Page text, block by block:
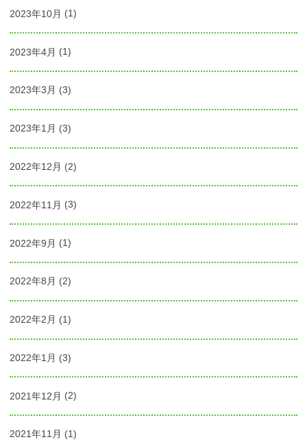
2023年10月 (1)
2023年4月 (1)
2023年3月 (3)
2023年1月 (3)
2022年12月 (2)
2022年11月 (3)
2022年9月 (1)
2022年8月 (2)
2022年2月 (1)
2022年1月 (3)
2021年12月 (2)
2021年11月 (1)